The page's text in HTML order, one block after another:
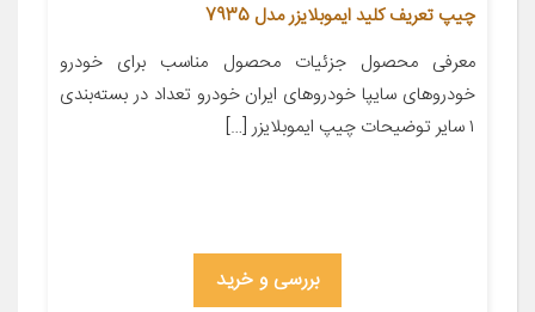
چیپ تعریف کلید ایموبلایزر مدل 7935
معرفی محصول جزئیات محصول مناسب برای خودرو
خودروهای سایپا خودروهای ایران خودرو تعداد در بسته‌بندی
۱ سایر توضیحات چیپ ایموبلایزر […]
بررسی و خرید